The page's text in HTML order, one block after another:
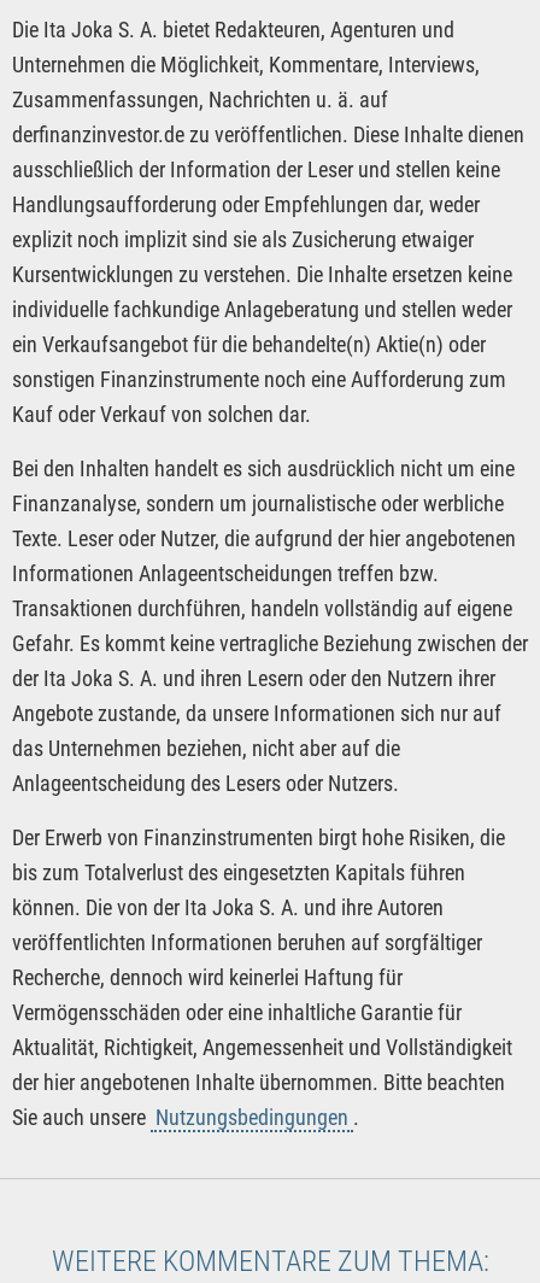
Die Ita Joka S. A. bietet Redakteuren, Agenturen und
Unternehmen die Möglichkeit, Kommentare, Interviews,
Zusammenfassungen, Nachrichten u. ä. auf
derfinanzinvestor.de zu veröffentlichen. Diese Inhalte dienen
ausschließlich der Information der Leser und stellen keine
Handlungsaufforderung oder Empfehlungen dar, weder
explizit noch implizit sind sie als Zusicherung etwaiger
Kursentwicklungen zu verstehen. Die Inhalte ersetzen keine
individuelle fachkundige Anlageberatung und stellen weder
ein Verkaufsangebot für die behandelte(n) Aktie(n) oder
sonstigen Finanzinstrumente noch eine Aufforderung zum
Kauf oder Verkauf von solchen dar.
Bei den Inhalten handelt es sich ausdrücklich nicht um eine
Finanzanalyse, sondern um journalistische oder werbliche
Texte. Leser oder Nutzer, die aufgrund der hier angebotenen
Informationen Anlageentscheidungen treffen bzw.
Transaktionen durchführen, handeln vollständig auf eigene
Gefahr. Es kommt keine vertragliche Beziehung zwischen der
der Ita Joka S. A. und ihren Lesern oder den Nutzern ihrer
Angebote zustande, da unsere Informationen sich nur auf
das Unternehmen beziehen, nicht aber auf die
Anlageentscheidung des Lesers oder Nutzers.
Der Erwerb von Finanzinstrumenten birgt hohe Risiken, die
bis zum Totalverlust des eingesetzten Kapitals führen
können. Die von der Ita Joka S. A. und ihre Autoren
veröffentlichten Informationen beruhen auf sorgfältiger
Recherche, dennoch wird keinerlei Haftung für
Vermögensschäden oder eine inhaltliche Garantie für
Aktualität, Richtigkeit, Angemessenheit und Vollständigkeit
der hier angebotenen Inhalte übernommen. Bitte beachten
Sie auch unsere Nutzungsbedingungen .
WEITERE KOMMENTARE ZUM THEMA: